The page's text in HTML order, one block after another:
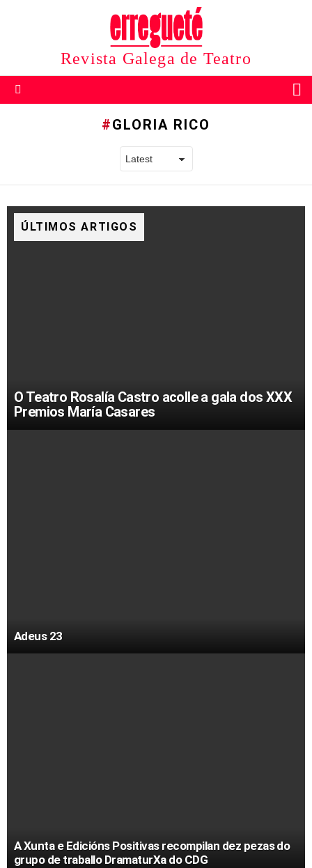
Revista Galega de Teatro
GLORIA RICO
ÚLTIMOS ARTIGOS
O Teatro Rosalía Castro acolle a gala dos XXX
Premios María Casares
Adeus 23
A Xunta e Edicións Positivas recompilan dez pezas do
grupo de traballo DramaturXa do CDG